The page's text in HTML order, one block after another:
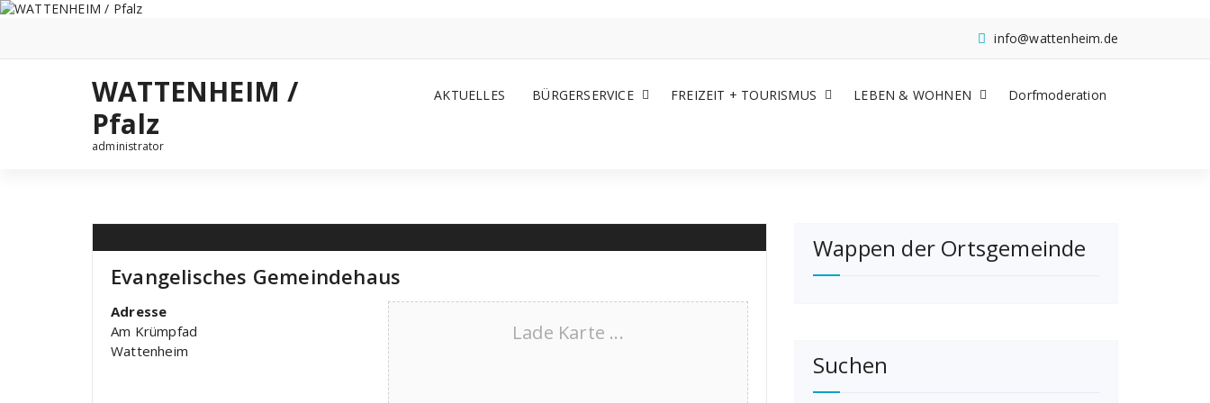
Zum
info@wattenheim.de
WATTENHEIM /
Pfalz
administrator
AKTUELLES BÜRGERSERVICE FREIZEIT + TOURISMUS LEBEN & WOHNEN Dorfmoderation
Evangelisches Gemeindehaus
Lade Karte ...
Adresse
Am Krümpfad
Wattenheim
Wappen der Ortsgemeinde
Suchen